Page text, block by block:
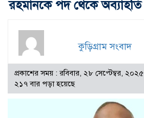
রহমানকে পদ থেকে অব্যাহতি
কুড়িগ্রাম সংবাদ
প্রকাশের সময় : রবিবার, ২৮ সেপ্টেম্বর, ২০২৫
২১৭ বার পড়া হয়েছে